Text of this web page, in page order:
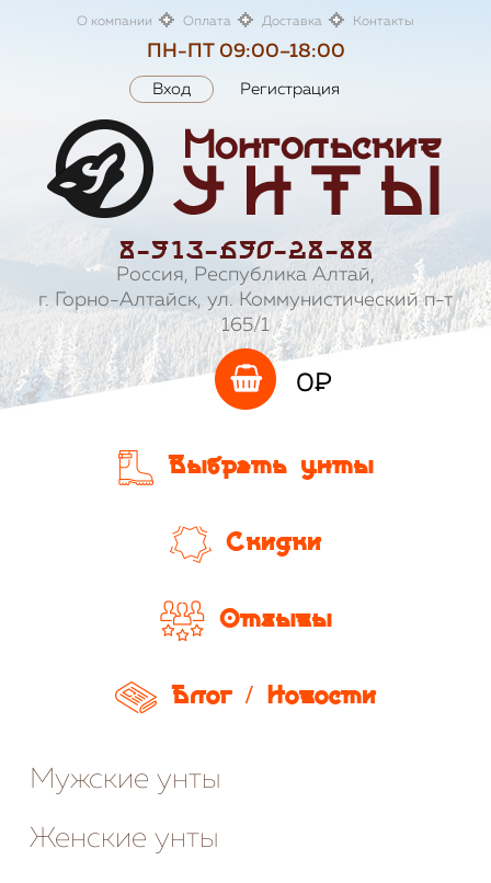
О компании Оплата Доставка Контакты
ПН-ПТ 09:00–18:00
Вход Регистрация
8-913-690-28-88
Россия, Республика Алтай,
г. Горно-Алтайск, ул. Коммунистический п-т
165/1
0P
Выбрать унты
Скидки
Отзывы
Блог / Новости
Мужские унты
Женские унты